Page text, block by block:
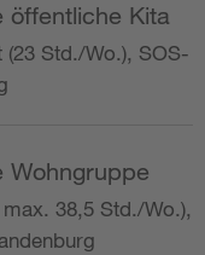
öffentliche Kita
Std./Wo.), SOS-
Wohngruppe
38,5 Std./Wo.),